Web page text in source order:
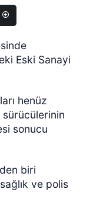
Eski Sanayi
henüz
sürücülerinin
sonucu
biri
ve polis